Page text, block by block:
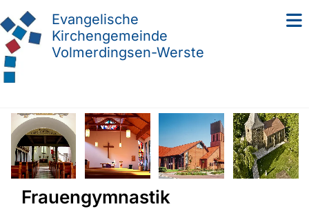
Evangelische
Kirchengemeinde
Volmerdingsen-Werste
Frauengymnastik